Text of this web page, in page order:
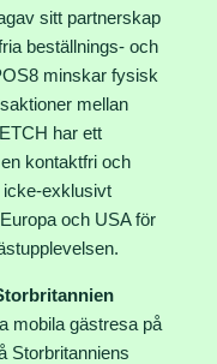
sitt partnerskap
beställnings- och
minskar fysisk
mellan
har ett
kontaktfri och
icke-exklusivt
och USA för
mobila gästresa på
Storbritanniens